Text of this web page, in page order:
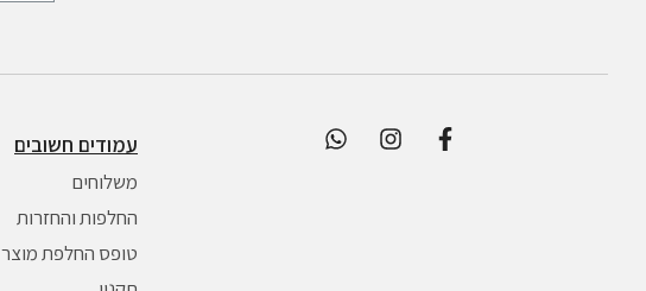
עמודים חשובים
משלוחים
החלפות והחזרות
טופס החלפת מוצר